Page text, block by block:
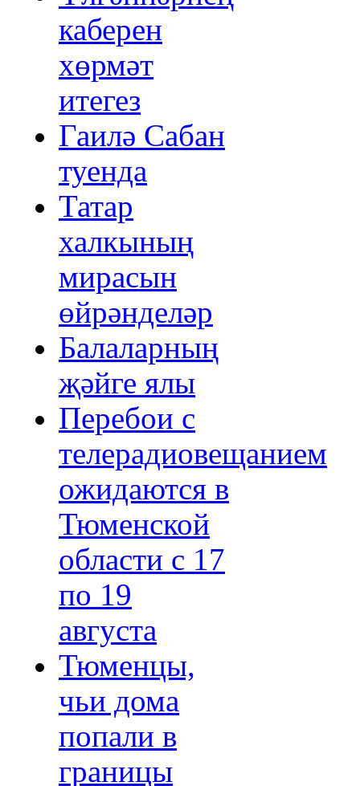
каберен
хөрмәт
итегез
Гаилә Сабан
туенда
Татар
халкының
мирасын
өйрәнделәр
Балаларның
җәйге ялы
Перебои с
телерадиовещанием
ожидаются в
Тюменской
области с 17
по 19
августа
Тюменцы,
чьи дома
попали в
границы